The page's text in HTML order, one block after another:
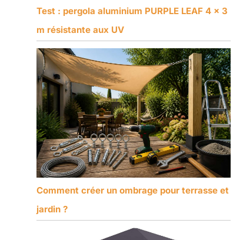
Test : pergola aluminium PURPLE LEAF 4 x 3
m résistante aux UV
Comment créer un ombrage pour terrasse et
jardin ?